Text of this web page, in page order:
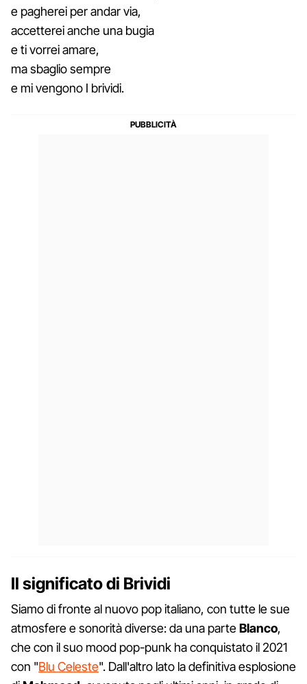
e pagherei per andar via,
accetterei anche una bugia
e ti vorrei amare,
ma sbaglio sempre
e mi vengono I brividi.
Il significato di Brividi
Siamo di fronte al nuovo pop italiano, con tutte le sue
atmosfere e sonorità diverse: da una parteBlanco,
che con il suo mood pop-punk ha conquistato il 2021
con "Blu Celeste". Dall'altro lato la definitiva esplosione